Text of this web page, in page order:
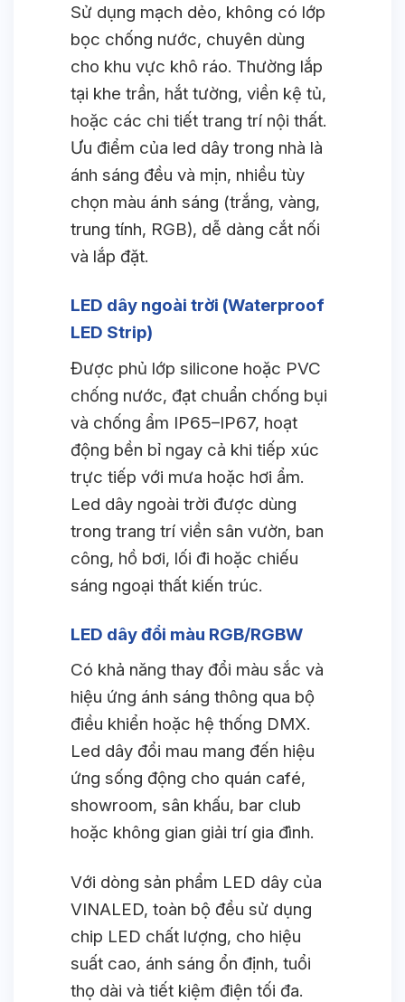
Sử dụng mạch dẻo, không có lớp
bọc chống nước, chuyên dùng
cho khu vực khô ráo. Thường lắp
tại khe trần, hắt tường, viền kệ tủ,
hoặc các chi tiết trang trí nội thất.
Ưu điểm của led dây trong nhà là
ánh sáng đều và mịn, nhiều tùy
chọn màu ánh sáng (trắng, vàng,
trung tính, RGB), dễ dàng cắt nối
và lắp đặt.
LED dây ngoài trời (Waterproof
LED Strip)
Được phủ lớp silicone hoặc PVC
chống nước, đạt chuẩn chống bụi
và chống ẩm IP65–IP67, hoạt
động bền bỉ ngay cả khi tiếp xúc
trực tiếp với mưa hoặc hơi ẩm.
Led dây ngoài trời được dùng
trong trang trí viền sân vườn, ban
công, hồ bơi, lối đi hoặc chiếu
sáng ngoại thất kiến trúc.
LED dây đổi màu RGB/RGBW
Có khả năng thay đổi màu sắc và
hiệu ứng ánh sáng thông qua bộ
điều khiển hoặc hệ thống DMX.
Led dây đổi mau mang đến hiệu
ứng sống động cho quán café,
showroom, sân khấu, bar club
hoặc không gian giải trí gia đình.
Với dòng sản phẩm LED dây của
VINALED, toàn bộ đều sử dụng
chip LED chất lượng, cho hiệu
suất cao, ánh sáng ổn định, tuổi
thọ dài và tiết kiệm điện tối đa.